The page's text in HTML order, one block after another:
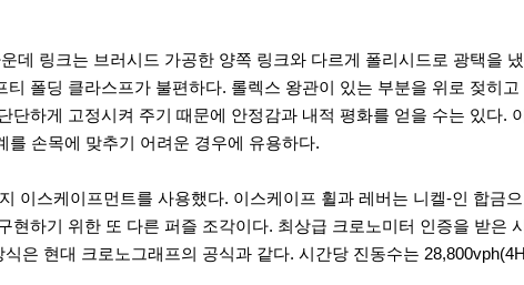
링크는 브러시드 가공한 양쪽 링크와 다르게 폴리시드로 광택을
폴딩 클라스프가 불편하다. 롤렉스 왕관이 있는 부분을 위로 젖히
하게 고정시켜 주기 때문에 안정감과 내적 평화를 얻을 수는 있다.
손목에 맞추기 어려운 경우에 유용하다.
이스케이프먼트를 사용했다. 이스케이프 휠과 레버는 니켈-인 합금
하기 위한 또 다른 퍼즐 조각이다. 최상급 크로노미터 인증을 받은
은 현대 크로노그래프의 공식과 같다. 시간당 진동수는